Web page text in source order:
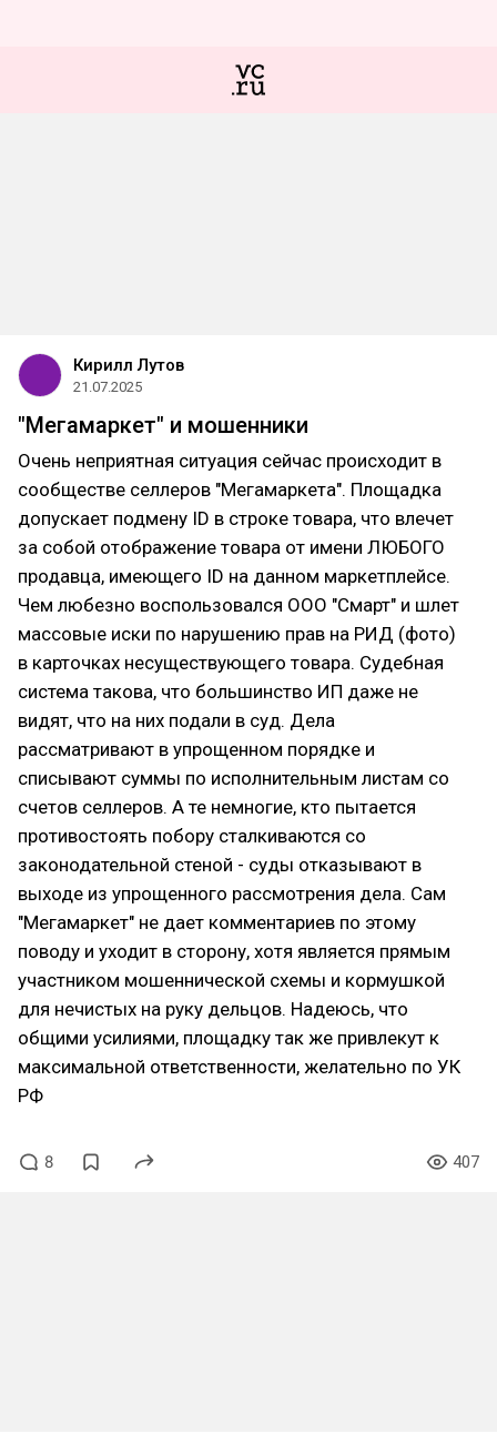
Кирилл Лутов
21.07.2025
"Мегамаркет" и мошенники
Очень неприятная ситуация сейчас происходит в
сообществе селлеров "Мегамаркета". Площадка
допускает подмену ID в строке товара, что влечет
за собой отображение товара от имени ЛЮБОГО
продавца, имеющего ID на данном маркетплейсе.
Чем любезно воспользовался ООО "Смарт" и шлет
массовые иски по нарушению прав на РИД (фото)
в карточках несуществующего товара. Судебная
система такова, что большинство ИП даже не
видят, что на них подали в суд. Дела
рассматривают в упрощенном порядке и
списывают суммы по исполнительным листам со
счетов селлеров. А те немногие, кто пытается
противостоять побору сталкиваются со
законодательной стеной - суды отказывают в
выходе из упрощенного рассмотрения дела. Сам
"Мегамаркет" не дает комментариев по этому
поводу и уходит в сторону, хотя является прямым
участником мошеннической схемы и кормушкой
для нечистых на руку дельцов. Надеюсь, что
общими усилиями, площадку так же привлекут к
максимальной ответственности, желательно по УК
РФ
8 407